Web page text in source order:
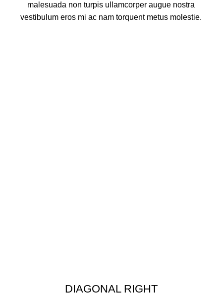
malesuada non turpis ullamcorper augue nostra
vestibulum eros mi ac nam torquent metus molestie.
DIAGONAL RIGHT